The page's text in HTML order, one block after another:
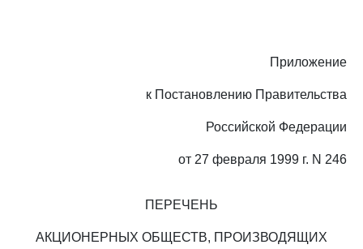
Приложение
к Постановлению Правительства
Российской Федерации
от 27 февраля 1999 г. N 246
ПЕРЕЧЕНЬ
АКЦИОНЕРНЫХ ОБЩЕСТВ, ПРОИЗВОДЯЩИХ